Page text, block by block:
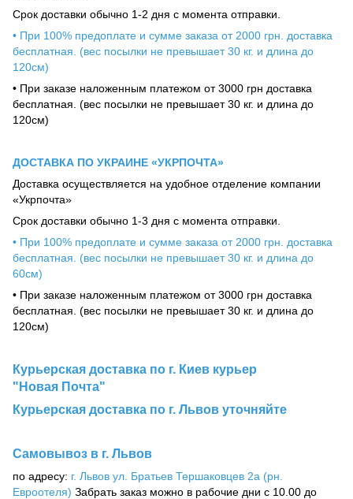
Срок доставки обычно 1-2 дня с момента отправки.
• При 100% предоплате и сумме заказа от 2000 грн. доставка
бесплатная. (вес посылки не превышает 30 кг. и длина до
120см)
• При заказе наложенным платежом от 3000 грн доставка
бесплатная. (вес посылки не превышает 30 кг. и длина до
120см)
ДОСТАВКА ПО УКРАИНЕ «УКРПОЧТА»
Доставка осуществляется на удобное отделение компании
«Укрпочта»
Срок доставки обычно 1-3 дня с момента отправки.
• При 100% предоплате и сумме заказа от 2000 грн. доставка
бесплатная. (вес посылки не превышает 30 кг. и длина до
60см)
• При заказе наложенным платежом от 3000 грн доставка
бесплатная. (вес посылки не превышает 30 кг. и длина до
120см)
Курьерская доставка по г. Киев курьер
"Новая Почта"
Курьерская доставка по г. Львов уточняйте
Самовывоз в г. Львов
по адресу: г. Львов ул. Братьев Тершаковцев 2а (рн.
Евроотеля) Забрать заказ можно в рабочие дни с 10.00 до